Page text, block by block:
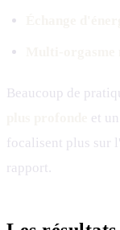
Beaucoup de
et
focalisent plus sur
rapport.